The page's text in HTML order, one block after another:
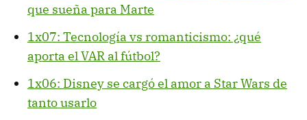
que sueña para Marte
1x07: Tecnología vs romanticismo: ¿qué
aporta el VAR al fútbol?
1x06: Disney se cargó el amor a Star Wars de
tanto usarlo